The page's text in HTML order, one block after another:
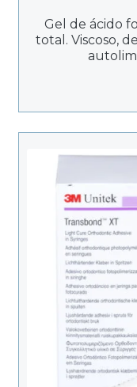
Gel de ácido
total. Viscoso,